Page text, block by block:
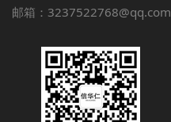
邮箱：3237522768@qq.com